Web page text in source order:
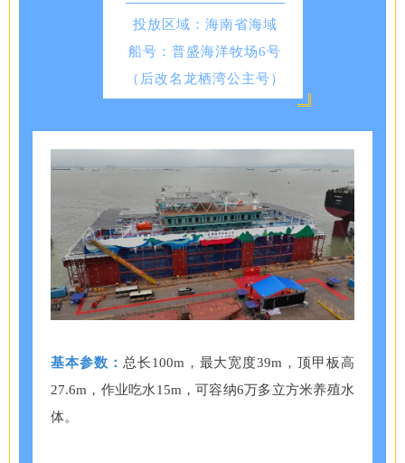
投放区域：海南省海域
船号：普盛海洋牧场6号
（后改名龙栖湾公主号）
基本参数： 总长100m，最大宽度39m，顶甲板高
27.6m，作业吃水15m，可容纳6万多立方米养殖水
体。